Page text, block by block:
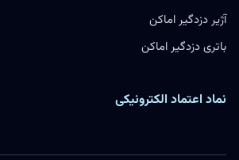
آژیر دزدگیر اماکن
باتری دزدگیر اماکن
نماد اعتماد الکترونیکی